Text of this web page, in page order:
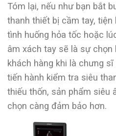
Tóm lại, nếu như bạn bắt
thanh thiết bị cầm tay,
tình huống hỏa tốc hoặc
âm xách tay sẽ là sự chọn
khách hàng khi là chưng
tiến hành kiểm tra siêu
thiếu thốn, sản phẩm siêu
chọn càng đảm bảo hơn.